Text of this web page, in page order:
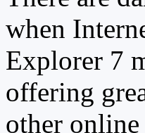
when
Explorer 7
offering
other